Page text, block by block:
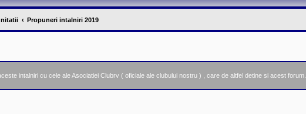
Propuneri intalniri 2019
intalniri cu cele ale Asociatiei Clubrv ( oficiale ale clubului nostru ) , care de altfel detine si acest forum.